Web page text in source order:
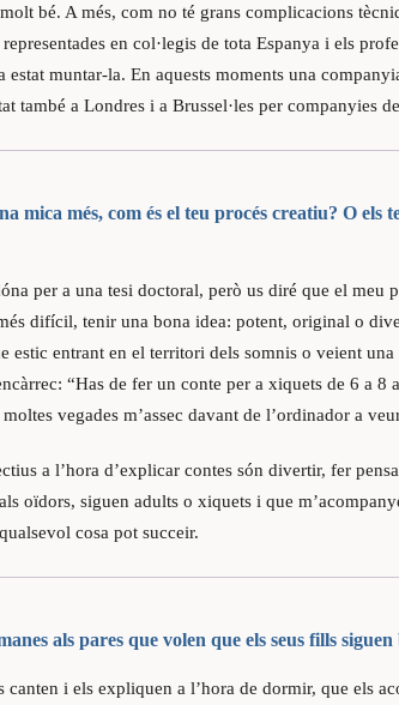
bé. A més, com no té grans complicacions
en col·legis de tota Espanya i els
estat muntar-la. En aquests moments una
també a Londres i a Brussel·les per companyies
mica més, com és el teu procés creatiu? O
per a una tesi doctoral, però us diré que el meu
difícil, tenir una bona idea: potent, original o
estic entrant en el territori dels somnis o veient
“Has de fer un conte per a xiquets de 6 a 8
vegades m’assec davant de l’ordinador a
a l’hora d’explicar contes són divertir, fer
oïdors, siguen adults o xiquets i que
cosa pot succeir.
als pares que volen que els seus fills
canten i els expliquen a l’hora de dormir, que els